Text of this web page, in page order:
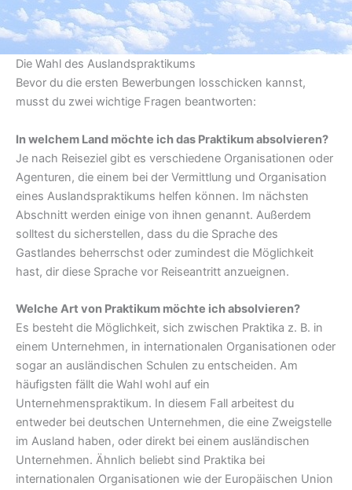
Die Wahl des Auslandspraktikums
Bevor du die ersten Bewerbungen losschicken kannst,
musst du zwei wichtige Fragen beantworten:
In welchem Land möchte ich das Praktikum absolvieren?
Je nach Reiseziel gibt es verschiedene Organisationen oder
Agenturen, die einem bei der Vermittlung und Organisation
eines Auslandspraktikums helfen können. Im nächsten
Abschnitt werden einige von ihnen genannt. Außerdem
solltest du sicherstellen, dass du die Sprache des
Gastlandes beherrschst oder zumindest die Möglichkeit
hast, dir diese Sprache vor Reiseantritt anzueignen.
Welche Art von Praktikum möchte ich absolvieren?
Es besteht die Möglichkeit, sich zwischen Praktika z. B. in
einem Unternehmen, in internationalen Organisationen oder
sogar an ausländischen Schulen zu entscheiden. Am
häufigsten fällt die Wahl wohl auf ein
Unternehmenspraktikum. In diesem Fall arbeitest du
entweder bei deutschen Unternehmen, die eine Zweigstelle
im Ausland haben, oder direkt bei einem ausländischen
Unternehmen. Ähnlich beliebt sind Praktika bei
internationalen Organisationen wie der Europäischen Union